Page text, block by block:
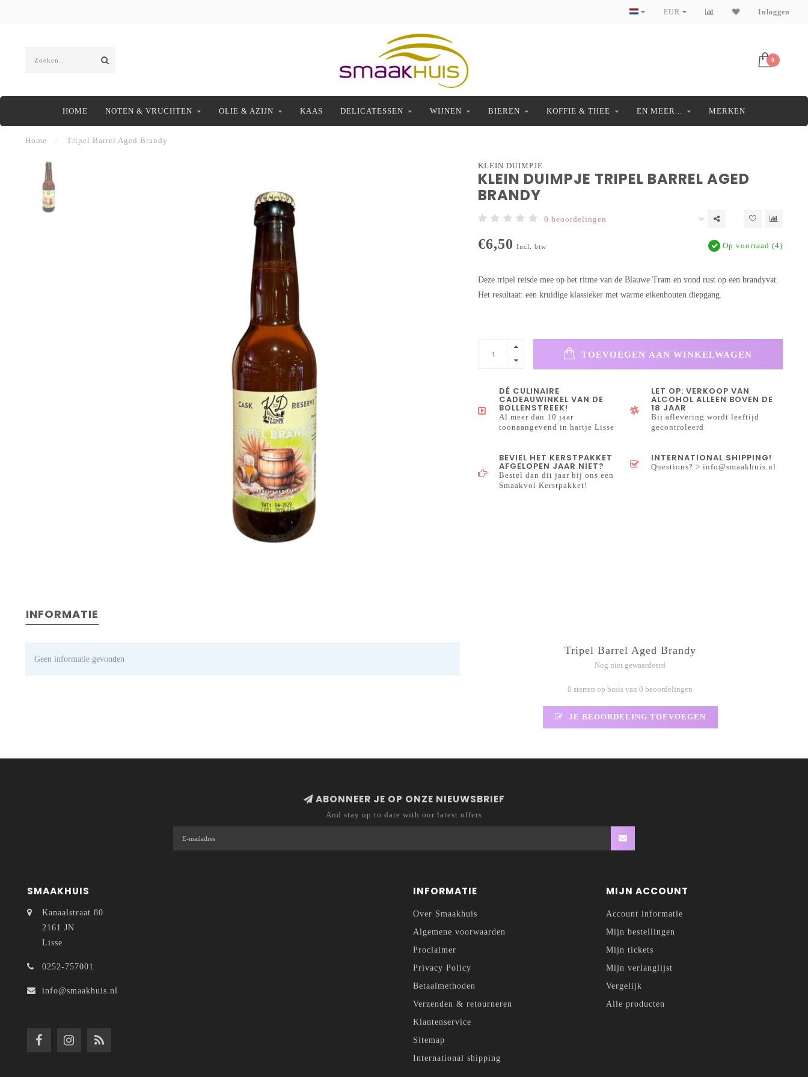
EUR Inloggen
0
HOME NOTEN & VRUCHTEN OLIE & AZIJN KAAS DELICATESSEN WIJNEN BIEREN KOFFIE & THEE EN MEER... MERKEN
Home Tripel Barrel Aged Brandy
KLEIN DUIMPJE
KLEIN DUIMPJE TRIPEL BARREL AGED
BRANDY
0 beoordelingen
€6,50 Incl. btw Op voorraad (4)
Deze tripel reisde mee op het ritme van de Blauwe Tram en vond rust op een brandyvat.
Het resultaat: een kruidige klassieker met warme eikenhouten diepgang.
TOEVOEGEN AAN WINKELWAGEN
DÉ CULINAIRE
CADEAUWINKEL VAN DE
BOLLENSTREEK!
Al meer dan 10 jaar
toonaangevend in hartje Lisse
LET OP: VERKOOP VAN
ALCOHOL ALLEEN BOVEN DE
18 JAAR
Bij aflevering wordt leeftijd
gecontroleerd
BEVIEL HET KERSTPAKKET
AFGELOPEN JAAR NIET?
Bestel dan dit jaar bij ons een
Smaakvol Kerstpakket!
INTERNATIONAL SHIPPING!
Questions? >info@smaakhuis.nl
INFORMATIE
Geen informatie gevonden
Tripel Barrel Aged Brandy
Nog niet gewaardeerd
0 sterren op basis van 0 beoordelingen
JE BEOORDELING TOEVOEGEN
ABONNEER JE OP ONZE NIEUWSBRIEF
And stay up to date with our latest offers
SMAAKHUIS
Kanaalstraat 80
2161 JN
Lisse
0252-757001
info@smaakhuis.nl
INFORMATIE
Over Smaakhuis
Algemene voorwaarden
Proclaimer
Privacy Policy
Betaalmethoden
Verzenden & retourneren
Klantenservice
Sitemap
International shipping
MIJN ACCOUNT
Account informatie
Mijn bestellingen
Mijn tickets
Mijn verlanglijst
Vergelijk
Alle producten